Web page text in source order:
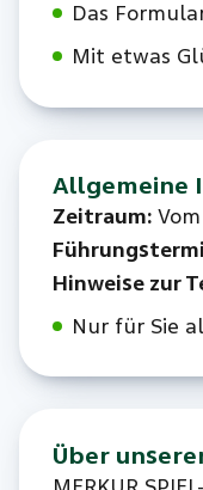
Das
Mit etwas
Allgemeine
Zeitraum:Vom
Hinweise zur
Nur für Sie
Über